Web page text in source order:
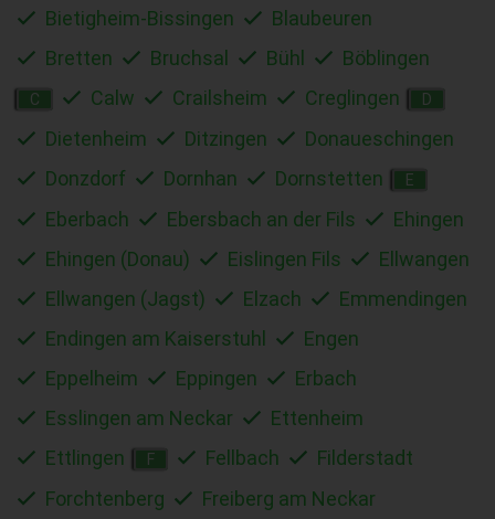
Bietigheim-Bissingen
Blaubeuren
Bretten
Bruchsal Bühl Böblingen
C Calw Crailsheim Creglingen D
Dietenheim Ditzingen
Donaueschingen
Donzdorf
Dornhan Dornstetten E
Eberbach Ebersbach an der Fils
Ehingen
Ehingen (Donau)
Eislingen Fils
Ellwangen
Ellwangen (Jagst)
Elzach
Emmendingen
Endingen am Kaiserstuhl
Engen
Eppelheim
Eppingen
Erbach
Esslingen am Neckar
Ettenheim
Ettlingen
F Fellbach
Filderstadt
Forchtenberg
Freiberg am Neckar